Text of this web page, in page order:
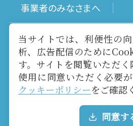
事業者のみなさまへ
写真ダウンロード
お役立ちリンク
メールマガジン
当サイトでは、利便性の
析、広告配信のために
す。サイトを閲覧いただ
使用に同意いただく必要
クッキーポリシーをご確認
同意す